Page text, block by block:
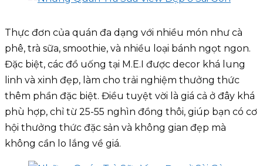
Thực đơn của quán đa dạng với nhiều món như cà
phê, trà sữa, smoothie, và nhiều loại bánh ngọt ngon.
Đặc biệt, các đồ uống tại M.E.I được decor khá lung
linh và xinh đẹp, làm cho trải nghiệm thưởng thức
thêm phần đặc biệt. Điều tuyệt vời là giá cả ở đây khá
phù hợp, chỉ từ 25-55 nghìn đồng thôi, giúp bạn có cơ
hội thưởng thức đặc sản và không gian đẹp mà
không cần lo lắng về giá.